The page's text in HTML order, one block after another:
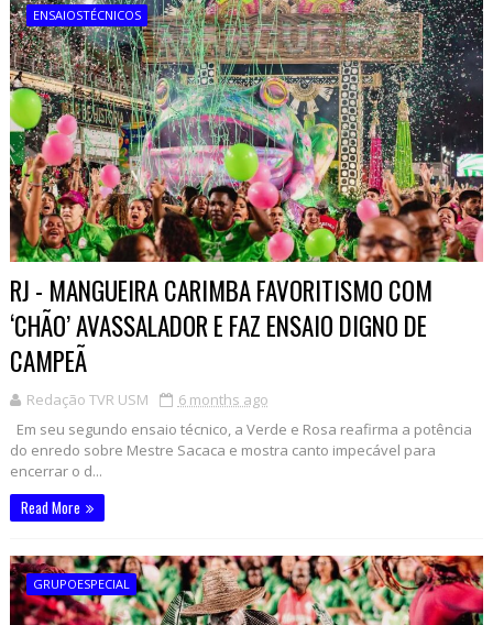
ENSAIOSTÉCNICOS
RJ - MANGUEIRA CARIMBA FAVORITISMO COM
‘CHÃO’ AVASSALADOR E FAZ ENSAIO DIGNO DE
CAMPEÃ
Redação TVR USM
6 months ago
Em seu segundo ensaio técnico, a Verde e Rosa reafirma a potência
do enredo sobre Mestre Sacaca e mostra canto impecável para
encerrar o d...
Read More
GRUPOESPECIAL